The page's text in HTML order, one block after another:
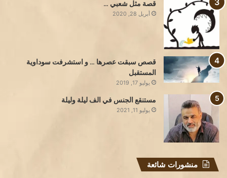
قصة مثل شعبي …
أبريل 28, 2020
قصص سبقت عصرها … و استشرفت سوداوية
المستقبل
يوليو 17, 2019
مستنقع الجنس في الف ليلة وليلة
يوليو 11, 2021
منشورات شائعة